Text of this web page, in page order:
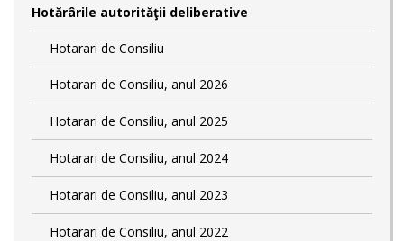
Hotărârile autorităţii deliberative
Hotarari de Consiliu
Hotarari de Consiliu, anul 2026
Hotarari de Consiliu, anul 2025
Hotarari de Consiliu, anul 2024
Hotarari de Consiliu, anul 2023
Hotarari de Consiliu, anul 2022